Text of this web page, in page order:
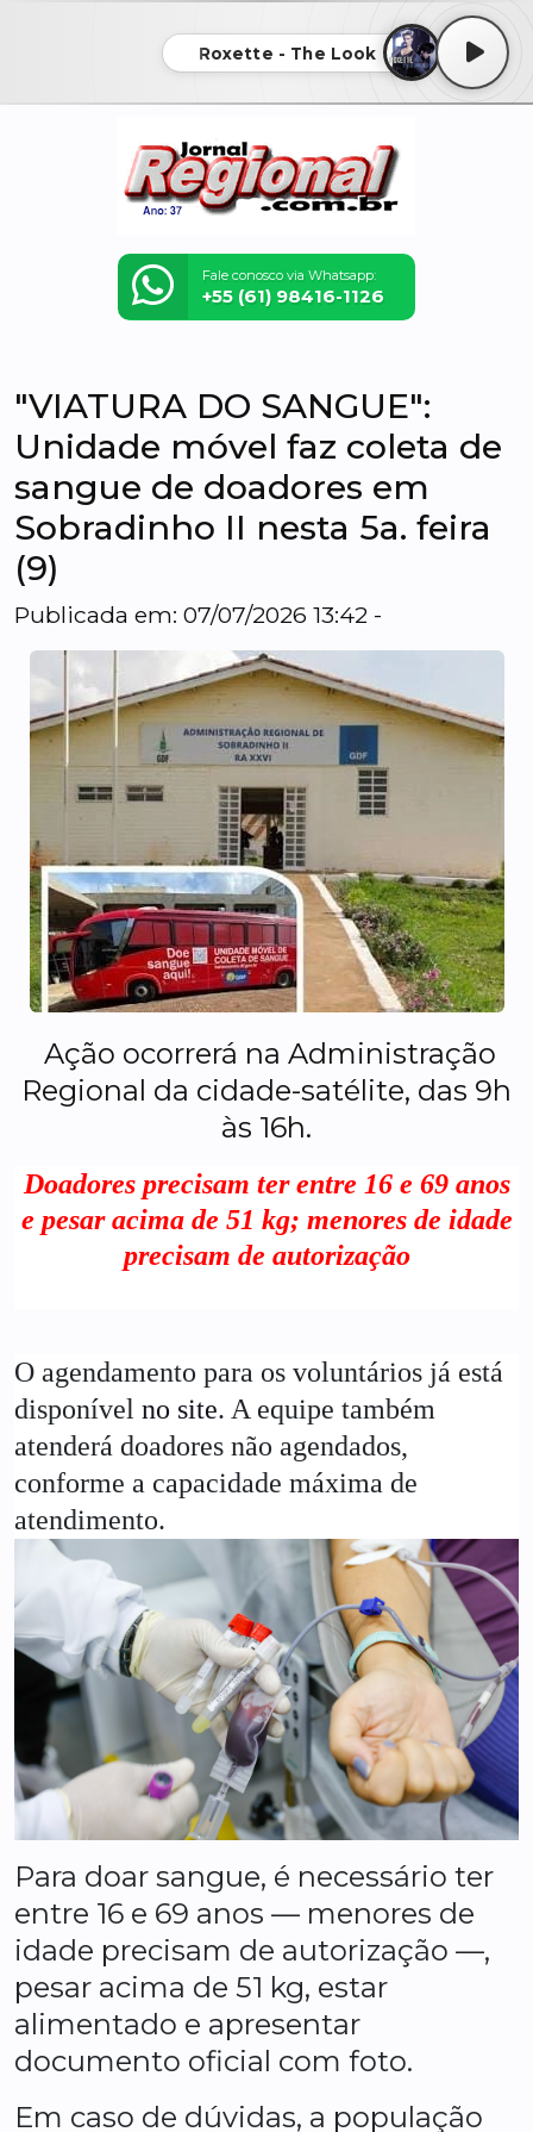
Roxette - The Look
Fale conosco via Whatsapp:
+55 (61) 98416-1126
"VIATURA DO SANGUE":
Unidade móvel faz coleta de
sangue de doadores em
Sobradinho II nesta 5a. feira
(9)
Publicada em: 07/07/2026 13:42 -
Ação ocorrerá na Administração
Regional da cidade-satélite, das 9h
às 16h.
Doadores precisam ter entre 16 e 69 anos
e pesar acima de 51 kg; menores de idade
precisam de autorização
O agendamento para os voluntários já está
disponível no site. A equipe também
atenderá doadores não agendados,
conforme a capacidade máxima de
atendimento.
Para doar sangue, é necessário ter
entre 16 e 69 anos — menores de
idade precisam de autorização —,
pesar acima de 51 kg, estar
alimentado e apresentar
documento oficial com foto.
Em caso de dúvidas, a população